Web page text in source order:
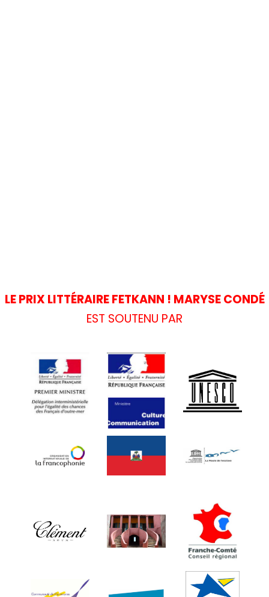
LE PRIX LITTÉRAIRE FETKANN ! MARYSE CONDÉ
EST SOUTENU PAR